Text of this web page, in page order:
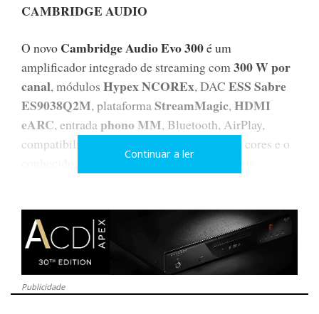
CAMBRIDGE AUDIO
O novo Cambridge Audio Evo 300é um
amplificador integrado de streaming com300 W por
canal, módulos Hypex NCOREx, DAC ESS Sabre
ES9038Q2M, plataformaStreamMagic,HDMI
eARC, entradaphono MM, Bluetooth, AirPlay,
compatibilidade Roon Ready, ecrã grande a cores e o
conhecido desenho EVO, com painéis laterais
Continuar a ler
Publicidade